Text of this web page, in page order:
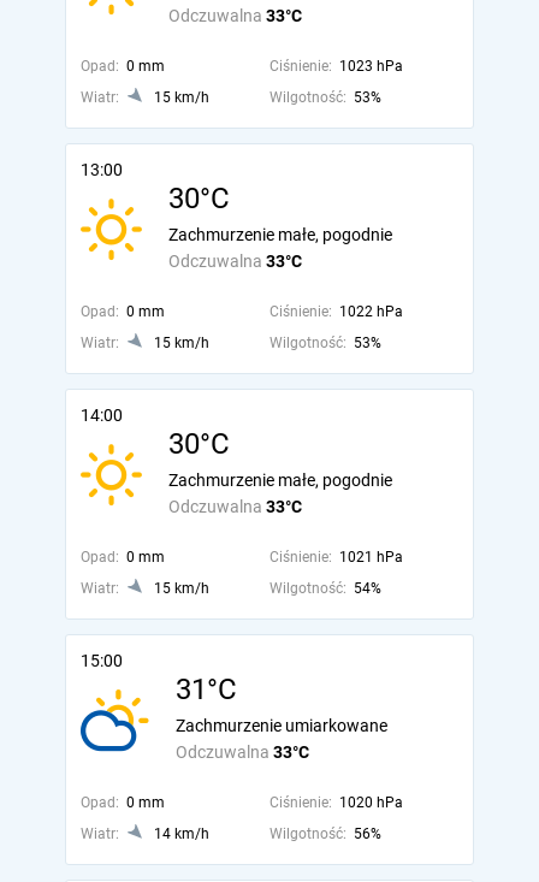
Odczuwalna 33°C
Opad: 0 mm Ciśnienie: 1023 hPa
Wiatr:
15 km/h Wilgotność: 53%
13:00
30°C
Odczuwalna 33°C
Zachmurzenie małe, pogodnie
Opad: 0 mm Ciśnienie: 1022 hPa
Wiatr:
15 km/h Wilgotność: 53%
14:00
30°C
Odczuwalna 33°C
Zachmurzenie małe, pogodnie
Opad: 0 mm Ciśnienie: 1021 hPa
Wiatr:
15 km/h Wilgotność: 54%
15:00
31°C
Odczuwalna 33°C
Zachmurzenie umiarkowane
Opad: 0 mm Ciśnienie: 1020 hPa
Wiatr:
14 km/h Wilgotność: 56%